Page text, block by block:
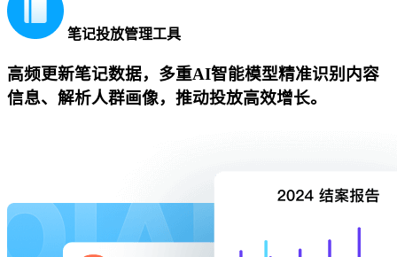
笔记投放管理工具
高频更新笔记数据，多重AI智能模型精准识别内容
信息、解析人群画像，推动投放高效增长。